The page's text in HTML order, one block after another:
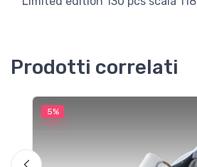
Prodotti correlati
5%